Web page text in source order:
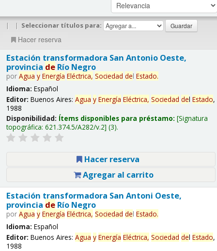
| | Seleccionar títulos para:
Hacer reserva
Estación transformadora San Antonio Oeste,
provincia deRío Negro
por Agua y Energía Eléctrica, Sociedad del Estado.
Idioma: Español
Editor: Buenos Aires: Agua y Energía Eléctrica, Sociedad del Estado,
1988
Disponibilidad: Ítems disponibles para préstamo: Signatura
topográfica: 621.374.5/A282/v.2 (3).
Hacer reserva
Agregar al carrito
Estación transformadora San Antoni Oeste,
provincia deRío Negro
por Agua y Energía Eléctrica, Sociedad del Estado.
Idioma: Español
Editor: Buenos Aires: Agua y Energía Eléctrica, Sociedad del Estado,
1988